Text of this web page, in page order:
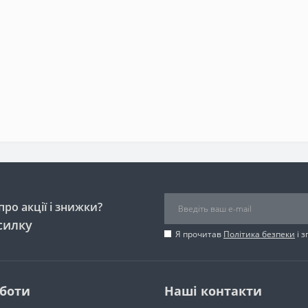
акції і знижки?
Я прочитав Політика безпеки і
Наші контакти